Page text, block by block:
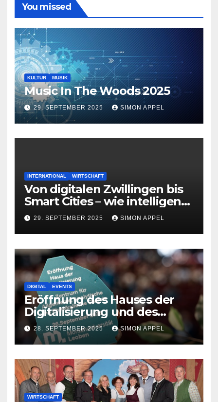
You missed
KULTUR MUSIK
Music In The Woods 2025
29. SEPTEMBER 2025 SIMON APPEL
INTERNATIONAL WIRTSCHAFT
Von digitalen Zwillingen bis
Smart Cities – wie intelligente
Systeme die Zukunft
gestalten
29. SEPTEMBER 2025 SIMON APPEL
DIGITAL EVENTS
Eröffnung des Hauses der
Digitalisierung und des
neuen Chemiezentrums an
der Montanuniversität
Leoben
28. SEPTEMBER 2025 SIMON APPEL
WIRTSCHAFT